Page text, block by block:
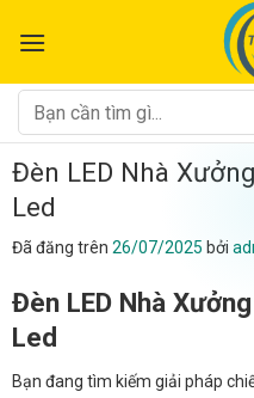
đến
dung
Tìm
kiếm:
Đèn LED Nhà
Led
Đã đăng trên 26/07/2025 bởi
Đèn LED Nhà
Led
Bạn đang tìm kiếm giải pháp